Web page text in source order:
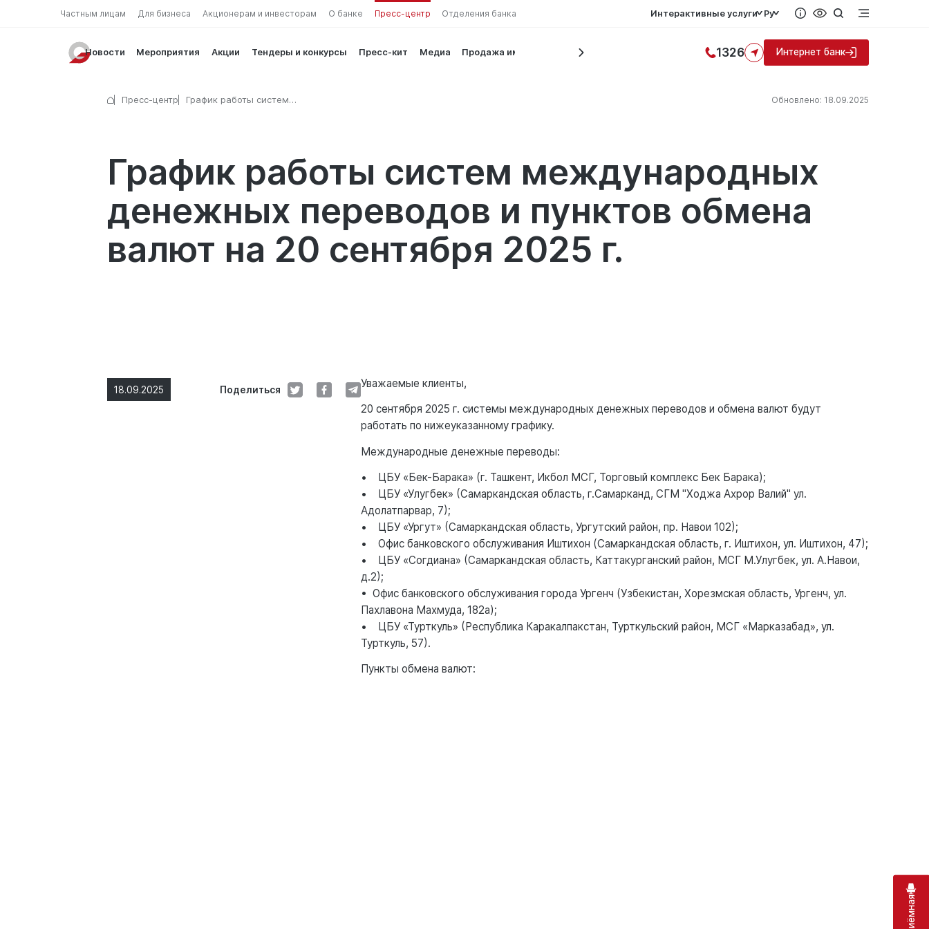
Частным лицам Для бизнеса Акционерам и инвесторам О банке Пресс-центр Отделения банка Интерактивные услуги Ру
Новости Мероприятия Акции Тендеры и конкурсы Пресс-кит Медиа Продажа имущества 1326 Интернет банк
Пресс-центр
График работы систем
Обновлено: 18.09.2025
График работы систем международных
денежных переводов и пунктов обмена
валют на 20 сентября 2025 г.
18.09.2025 Поделиться
Уважаемые клиенты,
20 сентября 2025 г. системы международных денежных переводов и обмена валют будут
работать по нижеуказанному графику.
Международные денежные переводы:
• ЦБУ «Бек-Барака» (г. Ташкент, Икбол МСГ, Торговый комплекс Бек Барака);
• ЦБУ «Улугбек» (Самаркандская область, г.Самарканд, СГМ "Ходжа Ахрор Валий" ул.
Адолатпарвар, 7);
• ЦБУ «Ургут» (Самаркандская область, Ургутский район, пр. Навои 102);
• Офис банковского обслуживания Иштихон (Самаркандская область, г. Иштихон, ул. Иштихон, 47);
• ЦБУ «Согдиана» (Самаркандская область, Каттакурганский район, МСГ М.Улугбек, ул. А.Навои,
д.2);
• Офис банковского обслуживания города Ургенч (Узбекистан, Хорезмская область, Ургенч, ул.
Пахлавона Махмуда, 182а);
• ЦБУ «Турткуль» (Республика Каракалпакстан, Турткульский район, МСГ «Марказабад», ул.
Турткуль, 57).
Пункты обмена валют: